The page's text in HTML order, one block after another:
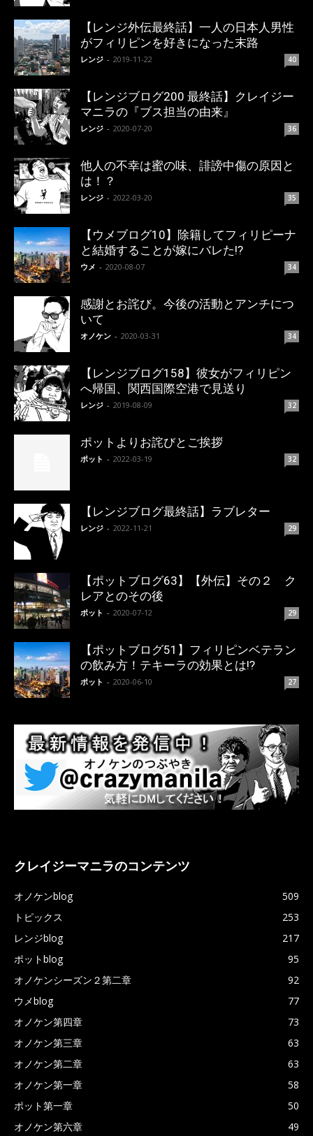
【レンジ外伝最終話】一人の日本人男性
がフィリピンを好きになった末路
レンジ - 2019-11-22 40
【レンジブログ200 最終話】クレイジー
マニラの『ブス担当の由来』
レンジ - 2020-07-20 36
他人の不幸は蜜の味、誹謗中傷の原因と
は！？
レンジ - 2022-03-20 35
【ウメブログ10】除籍してフィリピーナ
と結婚することが嫁にバレた!?
ウメ - 2020-08-07 34
感謝とお詫び。今後の活動とアンチにつ
いて
オノケン - 2020-03-31 34
【レンジブログ158】彼女がフィリピン
へ帰国、関西国際空港で見送り
レンジ - 2019-08-09 32
ポットよりお詫びとご挨拶
ポット - 2022-03-19 32
【レンジブログ最終話】ラブレター
レンジ - 2022-11-21 29
【ポットブログ63】【外伝】その２ ク
レアとのその後
ポット - 2020-07-12 29
【ポットブログ51】フィリピンベテラン
の飲み方！テキーラの効果とは!?
ポット - 2020-06-10 27
クレイジーマニラのコンテンツ
オノケンblog
509
トピックス
253
レンジblog
217
ポットblog
95
オノケンシーズン２第二章
92
ウメblog
77
オノケン第四章
73
オノケン第三章
63
オノケン第二章
63
オノケン第一章
58
ポット第一章
50
オノケン第六章
49